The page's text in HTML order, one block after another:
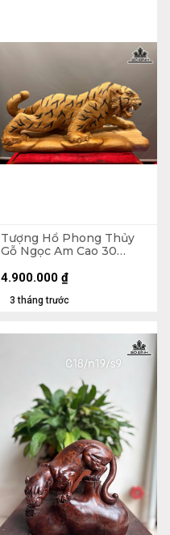
Tượng Hổ Phong Thủy
Gỗ Ngọc Am Cao 30
3 tháng trước
4.900.000 ₫